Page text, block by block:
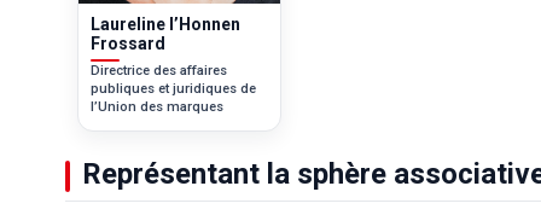
Laureline l’Honnen
Frossard
Directrice des affaires
publiques et juridiques de
l’Union des marques
Représentant la sphère